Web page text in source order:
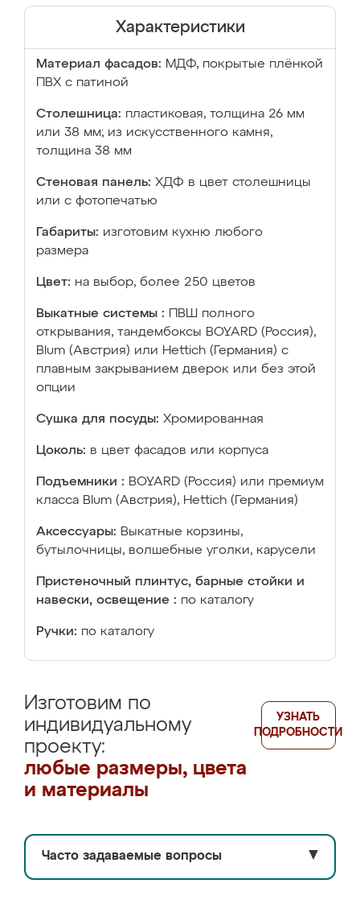
Характеристики
Материал фасадов: МДФ, покрытые плёнкой
ПВХ с патиной
Столешница: пластиковая, толщина 26 мм
или 38 мм; из искусственного камня,
толщина 38 мм
Стеновая панель: ХДФ в цвет столешницы
или с фотопечатью
Габариты: изготовим кухню любого
размера
Цвет: на выбор, более 250 цветов
Выкатные системы :
ПВШ полного
открывания, тандембоксы BOYARD (Россия),
Blum (Австрия) или Hettich (Германия) с
плавным закрыванием дверок или без этой
опции
Сушка для посуды: Хромированная
Цоколь: в цвет фасадов или корпуса
Подъемники : BOYARD (Россия) или премиум
класса Blum (Австрия), Hettich (Германия)
Аксессуары: Выкатные корзины,
бутылочницы, волшебные уголки, карусели
Пристеночный плинтус, барные стойки и
навески, освещение : по каталогу
Ручки: по каталогу
Изготовим по
индивидуальному
проекту:
любые размеры, цвета
и материалы
УЗНАТЬ
ПОДРОБНОСТИ
Часто задаваемые вопросы ▼